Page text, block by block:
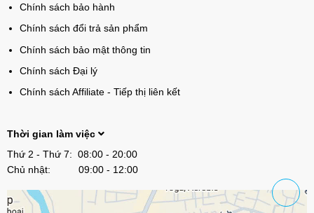
Chính sách bảo hành
Chính sách đổi trả sản phẩm
Chính sách bảo mật thông tin
Chính sách Đại lý
Chính sách Affiliate - Tiếp thị liên kết
Thời gian làm việc
Thứ 2 - Thứ 7: 08:00 - 20:00
Chủ nhật: 09:00 - 12:00